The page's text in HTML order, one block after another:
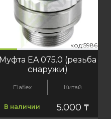
код:3868
код:5986
Муфта EA 075.0 (резьба
снаружи)
Elaflex Китай
В наличии 5.000₸